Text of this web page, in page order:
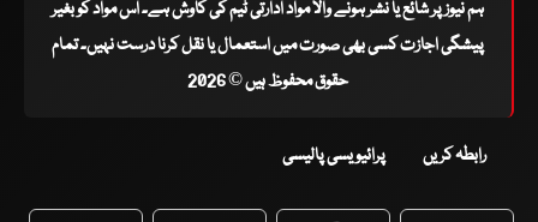
ہم نیوز پر شائع یا نشر ہونے والا مواد ادارتی ٹیم کی کاوش ہے۔ اس مواد کو بغیر
پیشگی اجازت کسی بھی صورت میں استعمال یا نقل کرنا درست نہیں۔ تمام
حقوق محفوظ ہیں © 2026
رابطہ کریں پرائیویسی پالیسی